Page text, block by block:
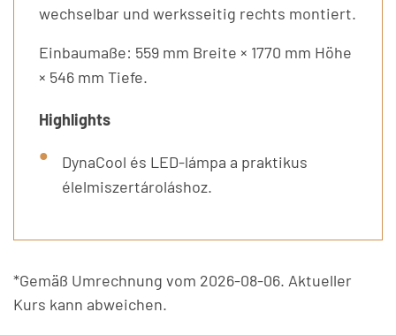
wechselbar und werksseitig rechts montiert.
Einbaumaße: 559 mm Breite × 1770 mm Höhe
× 546 mm Tiefe.
Highlights
DynaCool és LED-lámpa a praktikus
élelmiszertároláshoz.
*Gemäß Umrechnung vom 2026-08-06. Aktueller
Kurs kann abweichen.